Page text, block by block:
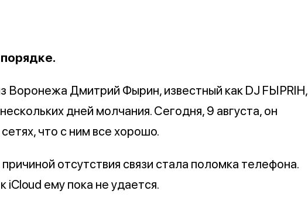
Воронежа Дмитрий Фырин, известный как DJ FЫРRIН,
дней молчания. Сегодня, 9 августа, он
что с ним все хорошо.
отсутствия связи стала поломка телефона.
iCloud ему пока не удается.